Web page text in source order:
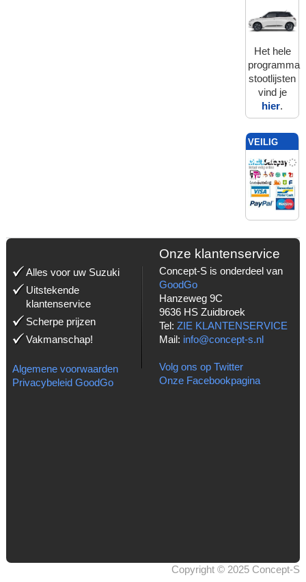
Het hele
programma
stootlijsten
vind je
hier.
VEILIG
BETALEN
MET:
Alles voor uw Suzuki
Uitstekende
klantenservice
Scherpe prijzen
Vakmanschap!
Algemene voorwaarden
Privacybeleid GoodGo
Onze klantenservice
Concept-S is onderdeel van
GoodGo
Hanzeweg 9C
9636 HS Zuidbroek
Tel: ZIE KLANTENSERVICE
Mail: info@concept-s.nl
Volg ons op Twitter
Onze Facebookpagina
Copyright © 2025 Concept-S